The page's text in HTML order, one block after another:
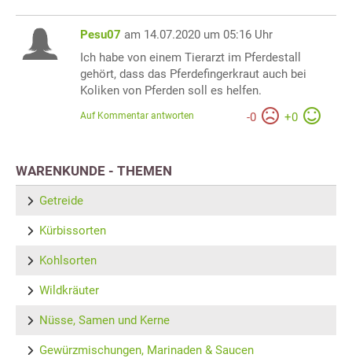
Pesu07 am 14.07.2020 um 05:16 Uhr
Ich habe von einem Tierarzt im Pferdestall
gehört, dass das Pferdefingerkraut auch bei
Koliken von Pferden soll es helfen.
-0 +0
Auf Kommentar antworten
WARENKUNDE - THEMEN
Getreide
Kürbissorten
Kohlsorten
Wildkräuter
Nüsse, Samen und Kerne
Gewürzmischungen, Marinaden & Saucen